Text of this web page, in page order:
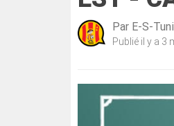
Par E-S-
Publié il y a 3